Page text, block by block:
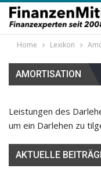
Home Lexikon
AMORTISATION
Leistungen des
um ein Darlehen zu
AKTUELLE